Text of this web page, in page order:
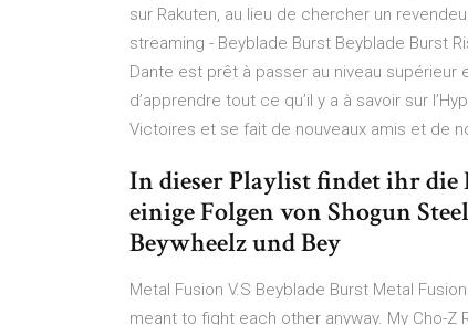
sur Rakuten, au lieu de chercher un
streaming - Beyblade Burst Beyblade Burst
Dante est prêt à passer au niveau supérieur
d’apprendre tout ce qu’il y a à savoir sur
Victoires et se fait de nouveaux amis et de
In dieser Playlist findet ihr die
einige Folgen von Shogun
Beywheelz und Bey
Metal Fusion V.S Beyblade Burst Metal
meant to fight each other anyway. My Cho-